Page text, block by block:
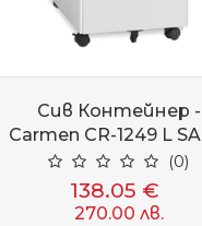
Сив Контейнер -
Carmen CR-1249 L
(0)
138.05 €
270.00 лв.